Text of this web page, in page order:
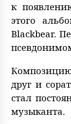
к
этого
Blackbear.
друг и
стал
музыканта.